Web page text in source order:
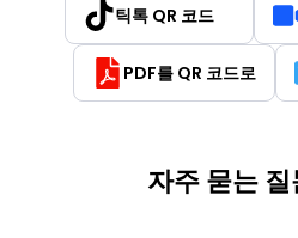
틱톡 QR 코드
PDF를 QR 코드로
자주 묻는 질